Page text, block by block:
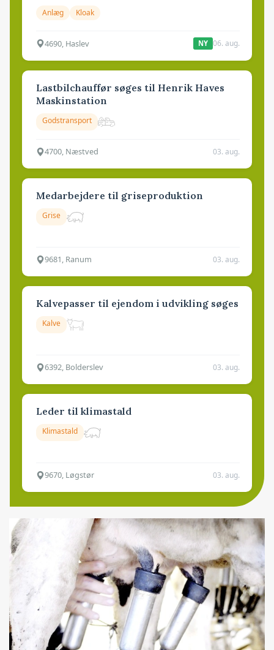
Anlæg Kloak
4690, Haslev NY 06. aug.
Lastbilchauffør søges til Henrik Haves
Maskinstation
Godstransport
4700, Næstved 03. aug.
Medarbejdere til griseproduktion
Grise
9681, Ranum 03. aug.
Kalvepasser til ejendom i udvikling søges
Kalve
6392, Bolderslev 03. aug.
Leder til klimastald
Klimastald
9670, Løgstør 03. aug.